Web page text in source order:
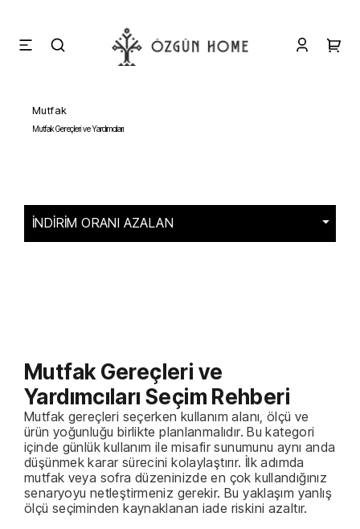
Mutfak
Mutfak Gereçleri ve Yardımcıları
Mutfak Gereçleri ve
Yardımcıları Seçim Rehberi
Mutfak gereçleri seçerken kullanım alanı, ölçü ve
ürün yoğunluğu birlikte planlanmalıdır. Bu kategori
içinde günlük kullanım ile misafir sunumunu aynı anda
düşünmek karar sürecini kolaylaştırır. İlk adımda
mutfak veya sofra düzeninizde en çok kullandığınız
senaryoyu netleştirmeniz gerekir. Bu yaklaşım yanlış
ölçü seçiminden kaynaklanan iade riskini azaltır.